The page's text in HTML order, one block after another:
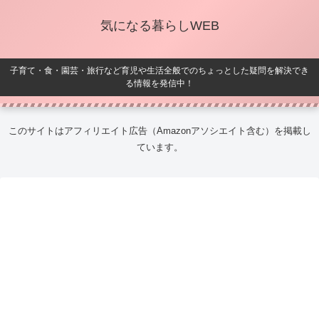
気になる暮らしWEB
子育て・食・園芸・旅行など育児や生活全般でのちょっとした疑問を解決でき
る情報を発信中！
このサイトはアフィリエイト広告（Amazonアソシエイト含む）を掲載し
ています。